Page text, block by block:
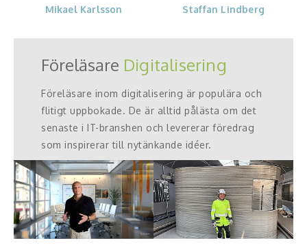
Mikael Karlsson Staffan Lindberg
Föreläsare Digitalisering
Föreläsare inom digitalisering är populära och
flitigt uppbokade. De är alltid pålästa om det
senaste i IT-branshen och levererar föredrag
som inspirerar till nytänkande idéer.